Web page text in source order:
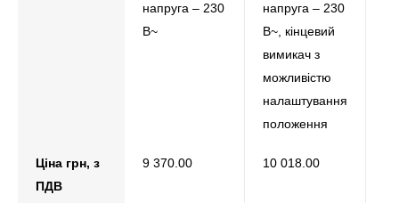
напруга – 230
В~
напруга – 230
В~, кінцевий
вимикач з
можливістю
налаштування
положення
Ціна грн, з
ПДВ
9 370.00 10 018.00